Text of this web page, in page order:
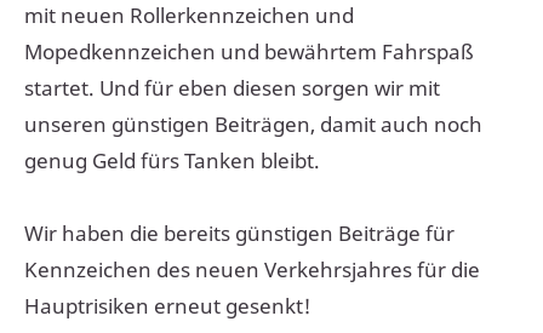
mit neuen Rollerkennzeichen und
Mopedkennzeichen und bewährtem Fahrspaß
startet. Und für eben diesen sorgen wir mit
unseren günstigen Beiträgen, damit auch noch
genug Geld fürs Tanken bleibt.
Wir haben die bereits günstigen Beiträge für
Kennzeichen des neuen Verkehrsjahres für die
Hauptrisiken erneut gesenkt!